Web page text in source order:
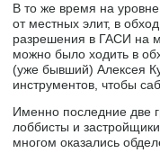
В то же время на
от местных элит, в
разрешения в ГАСИ на
можно было ходить в
(уже бывший) Алексея
инструментов, чтобы
Именно последние две
лоббисты и
многом оказались